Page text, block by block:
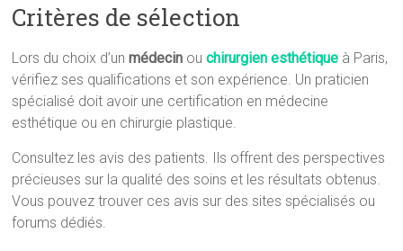
Critères de sélection
Lors du choix d’unmédecin ouchirurgien esthétique à Paris,
vérifiez ses qualifications et son expérience. Un praticien
spécialisé doit avoir une certification en médecine
esthétique ou en chirurgie plastique.
Consultez les avis des patients. Ils offrent des perspectives
précieuses sur la qualité des soins et les résultats obtenus.
Vous pouvez trouver ces avis sur des sites spécialisés ou
forums dédiés.